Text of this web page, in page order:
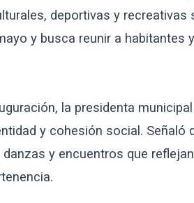
deportivas y
y busca reunir a
la presidenta
y cohesión social. Señaló
y encuentros que